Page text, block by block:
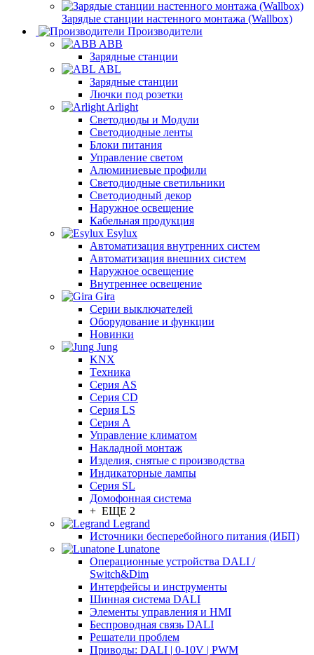
Зарядые станции настенного монтажа (Wallbox)
Производители
ABB
Зарядные станции
ABL
Зарядные станции
Лючки под розетки
Arlight
Светодиоды и Модули
Светодиодные ленты
Блоки питания
Управление светом
Алюминиевые профили
Светодиодные светильники
Светодиодный декор
Наружное освещение
Кабельная продукция
Esylux
Автоматизация внутренних систем
Автоматизация внешних систем
Наружное освещение
Внутреннее освещение
Gira
Серии выключателей
Оборудование и функции
Новинки
Jung
KNX
Tехника
Серия AS
Серия CD
Серия LS
Серия A
Управление климатом
Накладной монтаж
Изделия, снятые с производства
Индикаторные лампы
Серия SL
Домофонная система
+ ЕЩЕ 2
Legrand
Источники бесперебойного питания (ИБП)
Lunatone
Операционные устройства DALI /
Switch&Dim
Интерфейсы и инструменты
Шинная система DALI
Элементы управления и HMI
Беспроводная связь DALI
Решатели проблем
Приводы: DALI | 0-10V | PWM